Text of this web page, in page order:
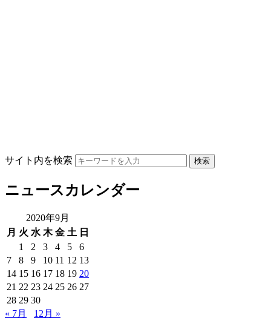
サイト内を検索
ニュースカレンダー
2020年9月
月 火 水 木 金 土 日
1
2 3 4 5
6
7
8 9 10 11 12 13
14 15 16 17 18 19 20
21 22 23 24 25 26 27
28 29 30
« 7月
12月 »